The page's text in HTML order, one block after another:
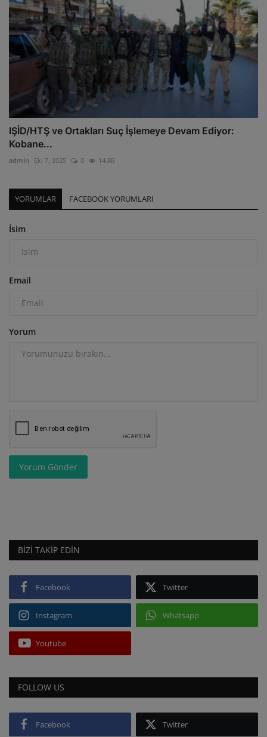
IŞİD/HTŞ ve Ortakları Suç İşlemeye Devam Ediyor:
Kobane...
admin Eki 7, 2025 0 14.8B
YORUMLAR FACEBOOK YORUMLARI
İsim
Email
Yorum
Yorum Gönder
BIZI TAKIP EDIN
Facebook Twitter
Instagram Whatsapp
Youtube
FOLLOW US
Facebook Twitter